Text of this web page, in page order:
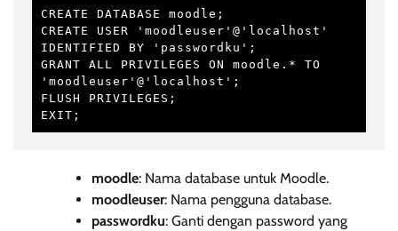
CREATE DATABASE moodle;
CREATE USER 'moodleuser'@'localhost'
IDENTIFIED BY 'passwordku';
GRANT ALL PRIVILEGES ON moodle.* TO
'moodleuser'@'localhost';
FLUSH PRIVILEGES;
EXIT;
moodle: Nama database untuk Moodle.
moodleuser: Nama pengguna database.
passwordku: Ganti dengan password yang